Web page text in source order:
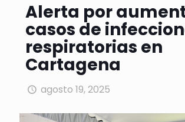
Alerta por
casos de
respiratorias en
Cartagena
agosto 19, 2025